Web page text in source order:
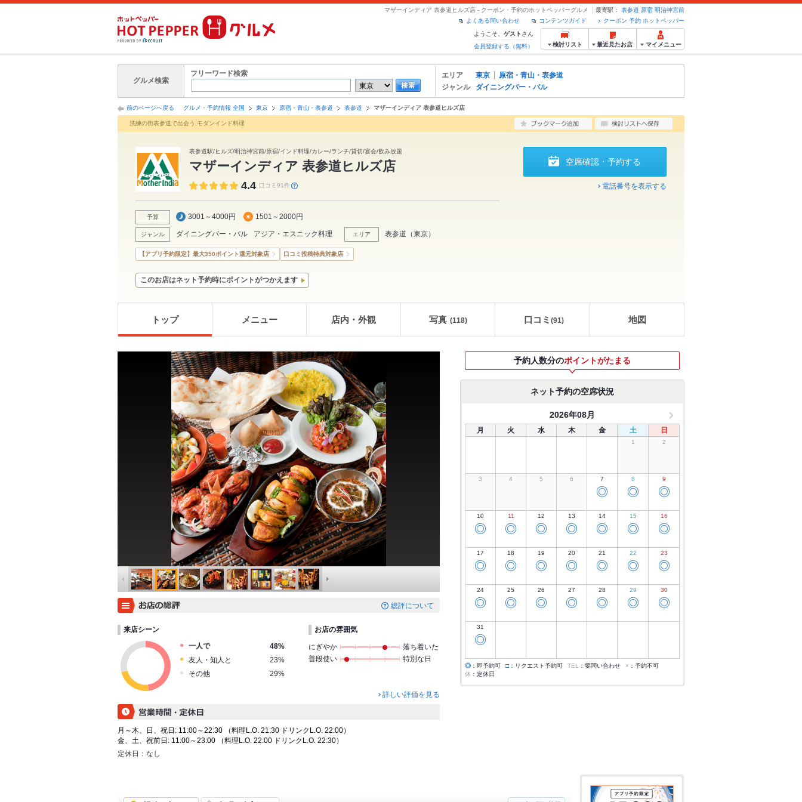
マザーインディア 表参道ヒルズ店 - クーポン・予約のホットペッパーグルメ 最寄駅： 表参道 原宿 明治神宮前
クーポン 予約 ホットペッパー
コンテンツガイド
よくある問い合わせ
ようこそ、 ゲスト さん
会員登録する（無料）
検討リスト 最近見たお店 マイメニュー
グルメ検索
フリーワード検索 エリア 東京
原宿・青山・表参道
ジャンル
ダイニングバー・バル
前のページへ戻る グルメ・予約情報 全国 東京 原宿・青山・表参道 表参道 マザーインディア 表参道ヒルズ店
洗練の街表参道で出会う,モダンインド料理
表参道駅/ヒルズ/明治神宮前/原宿/インド料理/カレー/ランチ/貸切/宴会/飲み放題
マザーインディア 表参道ヒルズ店
4.4 口コミ91件
予算 3001～4000円 1501～2000円
ジャンル ダイニングバー・バル アジア・エスニック料理 エリア 表参道 （東京）
空席確認・予約する
電話番号を表示する
【アプリ予約限定】最大350ポイント還元対象店 口コミ投稿特典対象店
このお店はネット予約時にポイントがつかえます
トップ メニュー 店内・外観 写真 (118) 口コミ (91) 地図
総評について
来店シーン
一人で
48%
友人・知人と
23%
その他
29%
お店の雰囲気
にぎやか
落ち着いた
普段使い
特別な日
詳しい評価を見る
月～木、日、祝日: 11:00～22:30 （料理L.O. 21:30 ドリンクL.O. 22:00）
金、土、祝前日: 11:00～23:00 （料理L.O. 22:00 ドリンクL.O. 22:30）
定休日： なし
予約人数分のポイントがたまる
ネット予約の空席状況
2026年08月
月 火 水 木 金 土 日
1 2
3 4 5 6 7
◎
8
◎
9
◎
10
◎
11
◎
12
◎
13
◎
14
◎
15
◎
16
◎
17
◎
18
◎
19
◎
20
◎
21
◎
22
◎
23
◎
24
◎
25
◎
26
◎
27
◎
28
◎
29
◎
30
◎
31
◎
◎ ：即予約可 □ ：リクエスト予約可 TEL ：要問い合わせ × ：予約不可
休 ：定休日